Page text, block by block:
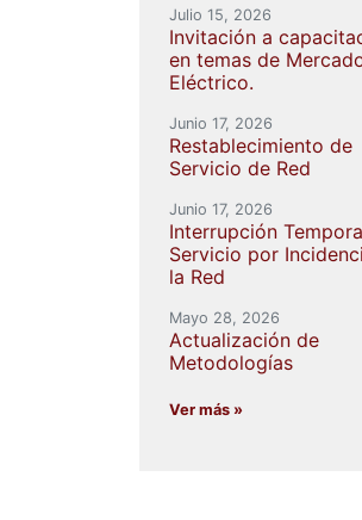
Julio 15, 2026
Invitación a
en temas de
Eléctrico.
Junio 17, 2026
Restablecimiento de
Servicio de Red
Junio 17, 2026
Interrupción
Servicio por
la Red
Mayo 28, 2026
Actualización de
Metodologías
Ver más »